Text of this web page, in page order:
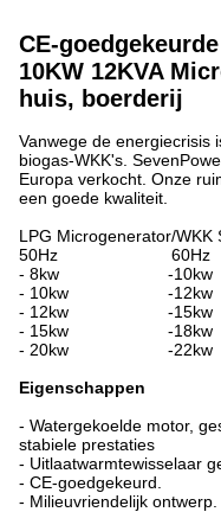
CE-
10KW 12KVA
huis, boerderij
Vanwege de energiecrisis
biogas-WKK's.
Europa verkocht. Onze
een goede kwaliteit.
LPG Microgenerator/WKK
50Hz 60Hz
- 8kw -10kw
- 10kw -12kw
- 12kw -15kw
- 15kw -18kw
- 20kw -22kw
Eigenschappen
- Watergekoelde motor,
stabiele prestaties
- Uitlaatwarmtewisselaar
- CE-goedgekeurd.
- Milieuvriendelijk ontwerp.